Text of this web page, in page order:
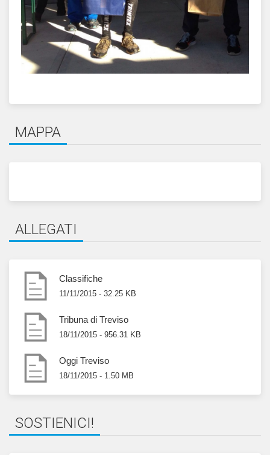
MAPPA
ALLEGATI
Classifiche
11/11/2015 - 32.25 KB
Tribuna di Treviso
18/11/2015 - 956.31 KB
Oggi Treviso
18/11/2015 - 1.50 MB
SOSTIENICI!